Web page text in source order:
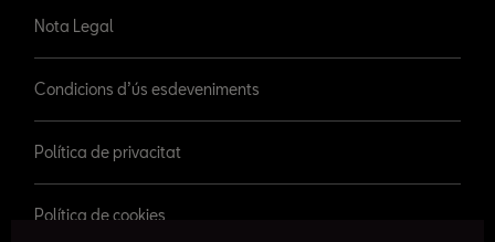
Nota Legal
Condicions d’ús esdeveniments
Política de privacitat
Política de cookies